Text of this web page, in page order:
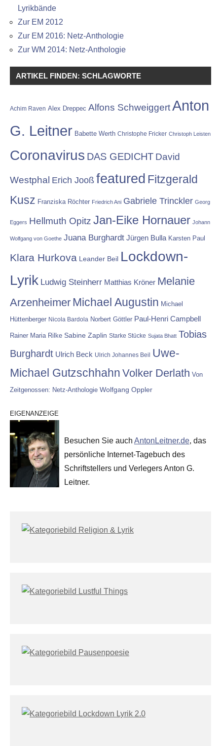
Lyrikbände
Zur EM 2012
Zur EM 2016: Netz-Anthologie
Zur WM 2014: Netz-Anthologie
ARTIKEL FINDEN: SCHLAGWORTE
Achim Raven Alex Dreppec Alfons SchweiggertAnton
G. Leitner Babette Werth Christophe Fricker Christoph Leisten
Coronavirus DAS GEDICHT David
Westphal Erich Jooß featured Fitzgerald
Kusz Franziska Röchter Friedrich Ani Gabriele Trinckler Georg
Eggers Hellmuth Opitz Jan-Eike Hornauer Johann
Wolfgang von Goethe Juana Burghardt Jürgen Bulla Karsten Paul
Klara Hurkova Leander Beil Lockdown-
Lyrik Ludwig Steinherr Matthias Kröner Melanie
Arzenheimer Michael Augustin Michael
Hüttenberger Nicola Bardola Norbert Göttler Paul-Henri Campbell
Rainer Maria Rilke Sabine Zaplin Starke Stücke Sujata Bhatt Tobias
Burghardt Ulrich Beck Ulrich Johannes Beil Uwe-
Michael Gutzschhahn Volker Derlath Von
Zeitgenossen: Netz-Anthologie Wolfgang Oppler
EIGENANZEIGE
Besuchen Sie auch AntonLeitner.de, das
persönliche Internet-Tagebuch des
Schriftstellers und Verlegers Anton G.
Leitner.